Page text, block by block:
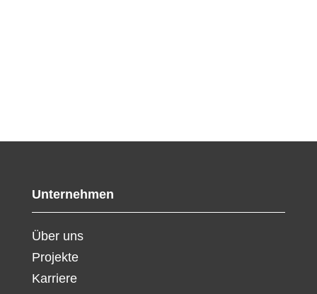
Unternehmen
Über uns
Projekte
Karriere